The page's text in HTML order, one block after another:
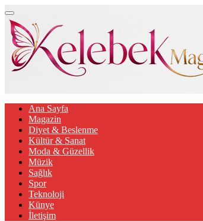
Ana Sayfa
Magazin
Diyet & Beslenme
Kültür & Sanat
Moda & Güzellik
Müzik
Sağlık
Spor
Teknoloji
Künye
İletişim